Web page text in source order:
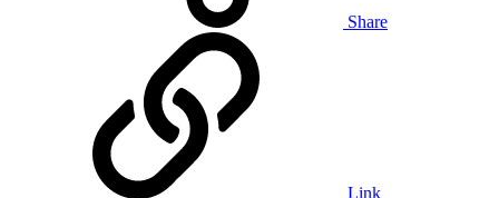
Share
Link